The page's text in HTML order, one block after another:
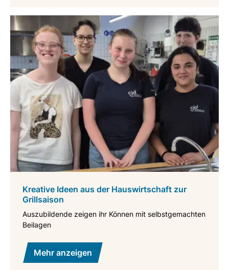
Kreative Ideen aus der Hauswirtschaft zur
Grillsaison
Auszubildende zeigen ihr Können mit selbstgemachten
Beilagen
Mehr anzeigen